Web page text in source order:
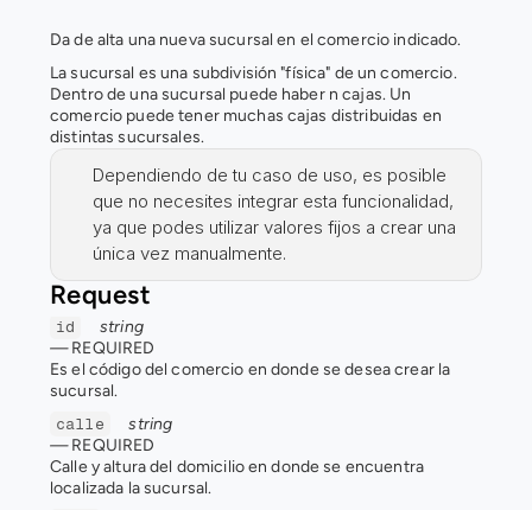
Da de alta una nueva sucursal en el comercio indicado.
La sucursal es una subdivisión "física" de un comercio.
Dentro de una sucursal puede haber n cajas. Un
comercio puede tener muchas cajas distribuidas en
distintas sucursales.
Dependiendo de tu caso de uso, es posible
que no necesites integrar esta funcionalidad,
ya que podes utilizar valores fijos a crear una
única vez manualmente.
Request
id
string
— REQUIRED
Es el código del comercio en donde se desea crear la
sucursal.
calle
string
— REQUIRED
Calle y altura del domicilio en donde se encuentra
localizada la sucursal.